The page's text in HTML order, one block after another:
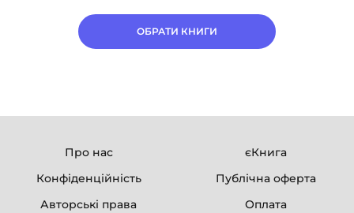
ОБРАТИ КНИГИ
Про нас
єКнига
Конфіденційність
Публічна оферта
Авторські права
Оплата